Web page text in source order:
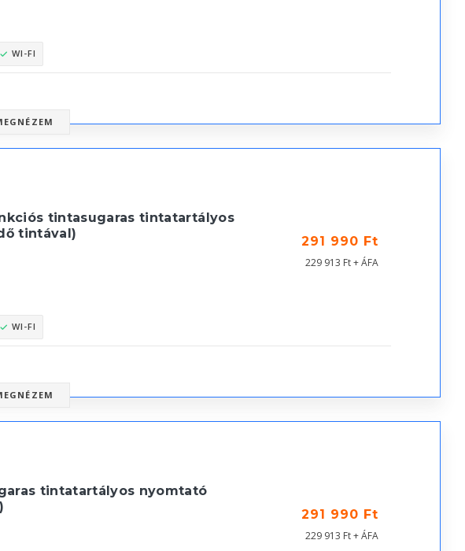
WI-FI
tintasugaras tintatartályos
tintával)
291 990 Ft
229 913 Ft + ÁFA
WI-FI
tintatartályos nyomtató
291 990 Ft
229 913 Ft + ÁFA